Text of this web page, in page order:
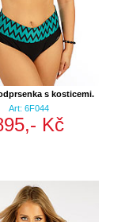
s kosticemi.
Art: 6F044
Kč